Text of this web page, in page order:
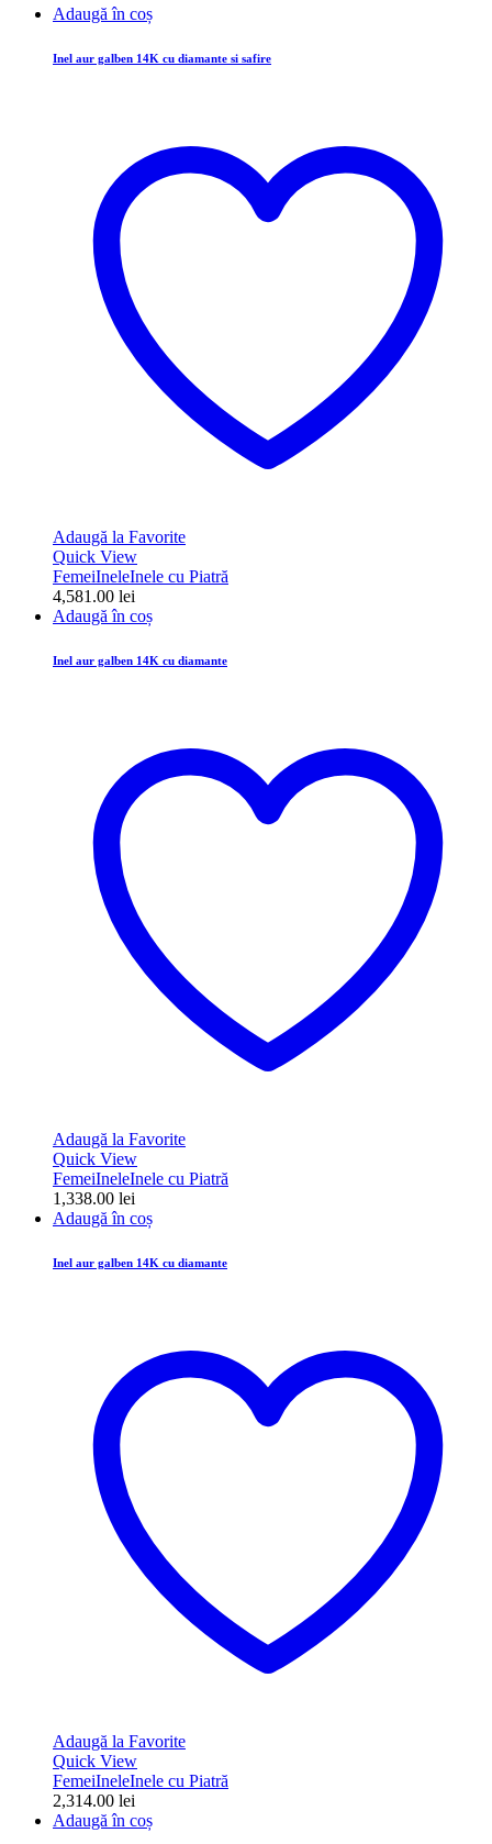
Adaugă în coș
Inel aur galben 14K cu diamante si safire
Adaugă la Favorite
Quick View
FemeiIneleInele cu Piatră
4,581.00 lei
Adaugă în coș
Inel aur galben 14K cu diamante
Adaugă la Favorite
Quick View
FemeiIneleInele cu Piatră
1,338.00 lei
Adaugă în coș
Inel aur galben 14K cu diamante
Adaugă la Favorite
Quick View
FemeiIneleInele cu Piatră
2,314.00 lei
Adaugă în coș